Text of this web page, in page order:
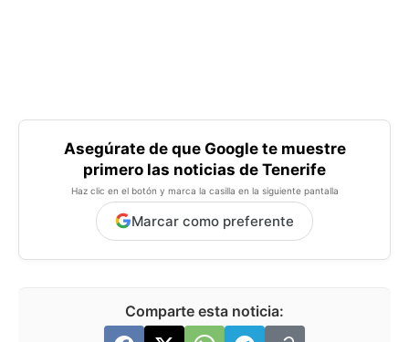
Asegúrate de que Google te muestre
primero las noticias de Tenerife
Haz clic en el botón y marca la casilla en la siguiente pantalla
Marcar como preferente
Comparte esta noticia: